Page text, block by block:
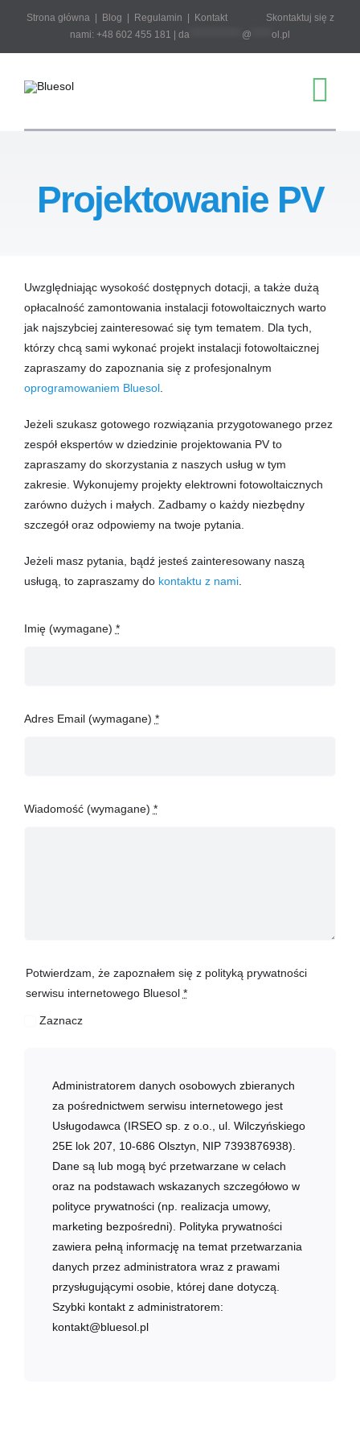
Strona główna| Blog Regulamin KontaktSkontaktuj się z
nami: +48 602 455 181 | da @ ol.pl
Sklep
Pobierz
O firmie
Projektowanie PV
Uwzględniając wysokość dostępnych dotacji, a także dużą
opłacalność zamontowania instalacji fotowoltaicznych warto
jak najszybciej zainteresować się tym tematem. Dla tych,
którzy chcą sami wykonać projekt instalacji fotowoltaicznej
zapraszamy do zapoznania się z profesjonalnym
oprogramowaniem Bluesol.
Jeżeli szukasz gotowego rozwiązania przygotowanego przez
zespół ekspertów w dziedzinie projektowania PV to
zapraszamy do skorzystania z naszych usług w tym
zakresie. Wykonujemy projekty elektrowni fotowoltaicznych
zarówno dużych i małych. Zadbamy o każdy niezbędny
szczegół oraz odpowiemy na twoje pytania.
Jeżeli masz pytania, bądź jesteś zainteresowany naszą
usługą, to zapraszamy do kontaktu z nami.
Imię (wymagane) *
Adres Email (wymagane) *
Wiadomość (wymagane) *
Potwierdzam, że zapoznałem się z polityką prywatności
serwisu internetowego Bluesol *
Zaznacz
Administratorem danych osobowych zbieranych
za pośrednictwem serwisu internetowego jest
Usługodawca (IRSEO sp. z o.o., ul. Wilczyńskiego
25E lok 207, 10-686 Olsztyn, NIP 7393876938).
Dane są lub mogą być przetwarzane w celach
oraz na podstawach wskazanych szczegółowo w
polityce prywatności (np. realizacja umowy,
marketing bezpośredni). Polityka prywatności
zawiera pełną informację na temat przetwarzania
danych przez administratora wraz z prawami
przysługującymi osobie, której dane dotyczą.
Szybki kontakt z administratorem:
kontakt@bluesol.pl